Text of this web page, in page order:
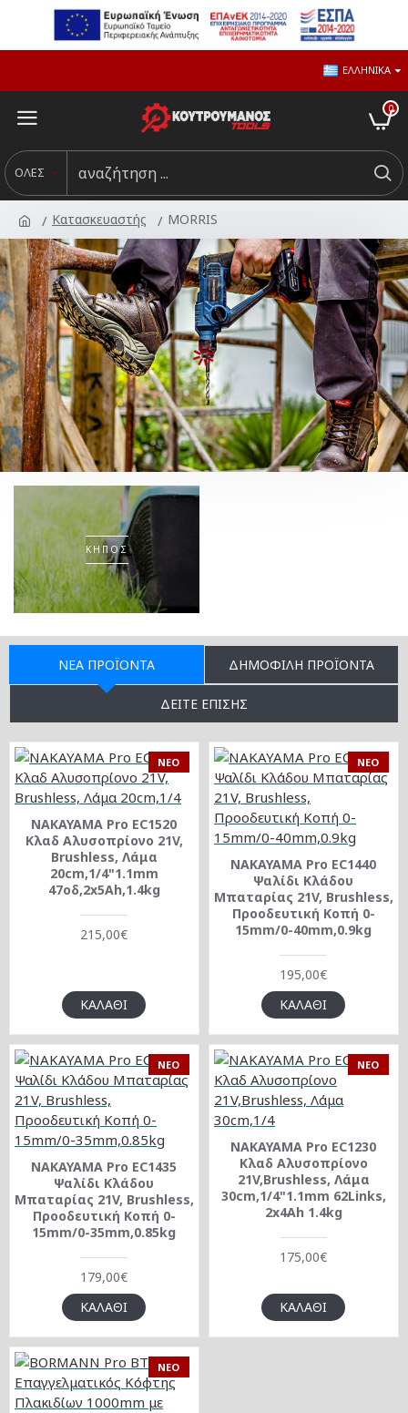
ΕΛΛΗΝΙΚΆ
0
ΟΛΕΣ
Κατασκευαστής MORRIS
ΚΗΠΟΣ
ΕΊΔΗ
ΝΈΑ ΠΡΟΪΌΝΤΑ ΔΗΜΟΦΙΛΉ ΠΡΟΪΌΝΤΑ
ΔΕΊΤΕ ΕΠΊΣΗΣ
NEO
NAKAYAMA Pro EC1520
Κλαδ Αλυσοπρίονο 21V,
Brushless, Λάμα
20cm,1/4"1.1mm
47οδ,2x5Ah,1.4kg
215,00€
ΚΑΛΆΘΙ
NEO
NAKAYAMA Pro EC1440
Ψαλίδι Κλάδου
Μπαταρίας 21V, Brushless,
Προοδευτική Κοπή 0-
15mm/0-40mm,0.9kg
195,00€
ΚΑΛΆΘΙ
NEO
NAKAYAMA Pro EC1435
Ψαλίδι Κλάδου
Μπαταρίας 21V, Brushless,
Προοδευτική Κοπή 0-
15mm/0-35mm,0.85kg
179,00€
ΚΑΛΆΘΙ
NEO
NAKAYAMA Pro EC1230
Κλαδ Αλυσοπρίονο
21V,Brushless, Λάμα
30cm,1/4"1.1mm 62Links,
2x4Ah 1.4kg
175,00€
ΚΑΛΆΘΙ
NEO